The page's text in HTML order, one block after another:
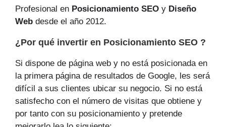
Profesional en Posicionamiento SEO y Diseño
Web desde el año 2012.
¿Por qué invertir en Posicionamiento SEO ?
Si dispone de página web y no está posicionada en
la primera página de resultados de Google, les será
difícil a sus clientes ubicar su negocio. Si no está
satisfecho con el número de visitas que obtiene y
por tanto con su posicionamiento y pretende